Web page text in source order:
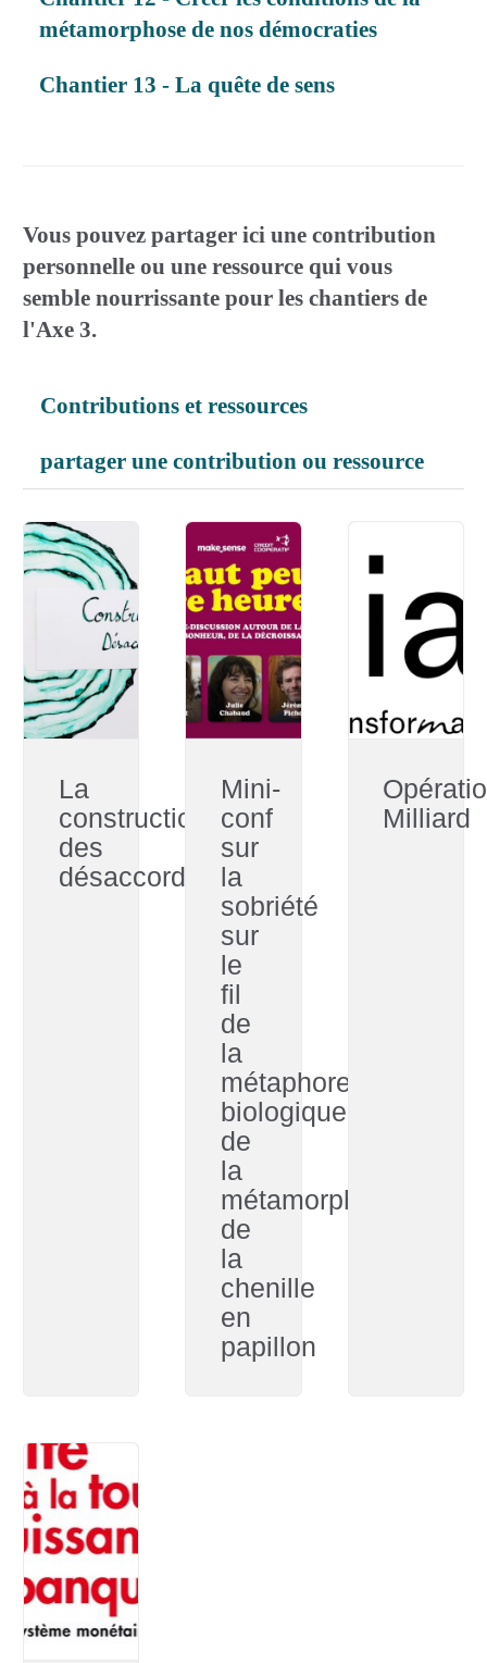
métamorphose de nos démocraties
Chantier 13 - La quête de sens
Vous pouvez partager ici une contribution
personnelle ou une ressource qui vous
semble nourrissante pour les chantiers de
l'Axe 3.
Contributions et ressources
partager une contribution ou ressource
La
construction
des
désaccords
Mini-
conf
sur
la
sobriété
sur
le
fil
de
la
métaphore
biologique
de
la
métamorphose
de
la
chenille
en
papillon
Milliard